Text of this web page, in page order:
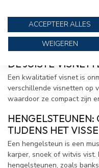
opblaasbaar reddingsvest
je behoeften. Let op het
lange visdagen.
DE JUISTE
Een kwalitatief visnet is
verschillende visnetten op
waardoor ze compact zijn
TIJDENS HET
Een hengelsteun is een
karper, snoek of witvis
hengelsteunen, zoals
ACCEPTEER ALLES
WEIGEREN